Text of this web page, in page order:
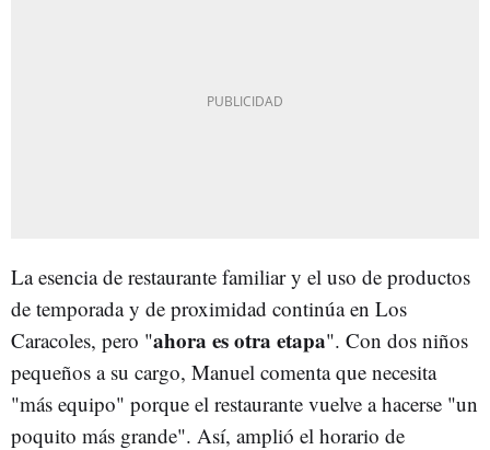
La esencia de restaurante familiar y el uso de productos
de temporada y de proximidad continúa en Los
Caracoles, pero "ahora es otra etapa". Con dos niños
pequeños a su cargo, Manuel comenta que necesita
"más equipo" porque el restaurante vuelve a hacerse "un
poquito más grande". Así, amplió el horario de